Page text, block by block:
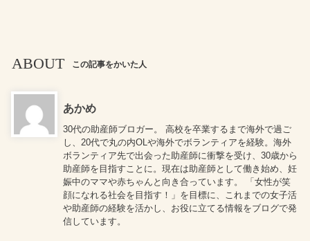
ABOUT この記事をかいた人
あかめ
30代の助産師ブロガー。 高校を卒業するまで海外で過ご
し、20代で丸の内OLや海外でボランティアを経験。海外
ボランティア先で出会った助産師に衝撃を受け、30歳から
助産師を目指すことに。現在は助産師として働き始め、妊
娠中のママや赤ちゃんと向き合っています。 「女性が笑
顔になれる社会を目指す！」を目標に、これまでの女子活
や助産師の経験を活かし、お役に立てる情報をブログで発
信しています。